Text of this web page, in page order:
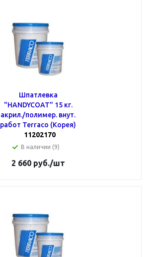
Шпатлевка
"HANDYCOAT" 15 кг.
акрил./полимер. внут.
работ Terraco (Корея)
11202170
В наличии (9)
2 660руб./шт